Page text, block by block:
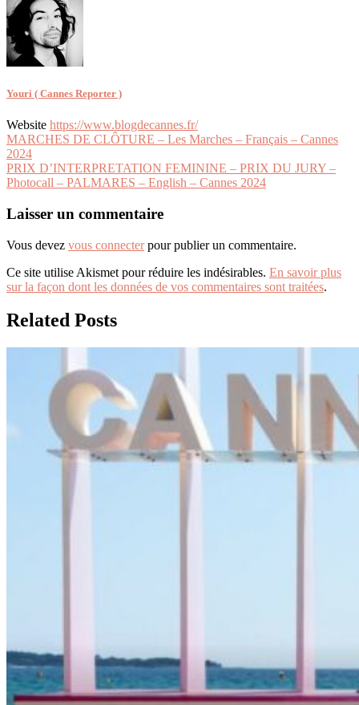
Youri ( Cannes Reporter )
Website https://www.blogdecannes.fr/
Navigation
de
l’article
MARCHES DE CLÔTURE – Les Marches – Français – Cannes
2024
PRIX D’INTERPRETATION FEMININE – PRIX DU JURY –
Photocall – PALMARES – English – Cannes 2024
Laisser un commentaire
Vous devez vous connecterpour publier un commentaire.
Ce site utilise Akismet pour réduire les indésirables. En savoir plus
sur la façon dont les données de vos commentaires sont traitées.
Related Posts